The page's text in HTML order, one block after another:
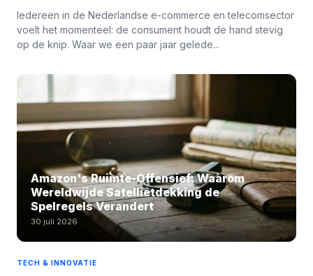
Iedereen in de Nederlandse e-commerce en telecomsector
voelt het momenteel: de consument houdt de hand stevig
op de knip. Waar we een paar jaar gelede...
Amazon's Ruimte-Offensief: Waarom
Wereldwijde Satellietdekking de
Spelregels Verandert
30 juli 2026
TECH & INNOVATIE